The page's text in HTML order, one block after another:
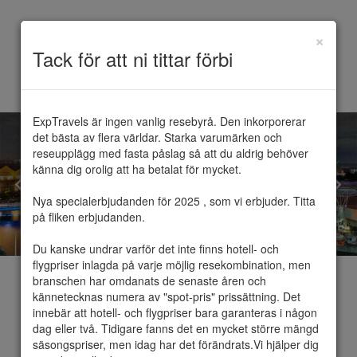
Tack för att ni tittar förbi
×
ExpTravels är ingen vanlig resebyrå. Den inkorporerar
det bästa av flera världar. Starka varumärken och
reseupplägg med fasta påslag så att du aldrig behöver
känna dig orolig att ha betalat för mycket.
Nya specialerbjudanden för 2025 , som vi erbjuder. Titta
på fliken erbjudanden.
Du kanske undrar varför det inte finns hotell- och
flygpriser inlagda på varje möjlig resekombination, men
branschen har omdanats de senaste åren och
kännetecknas numera av "spot-pris" prissättning. Det
innebär att hotell- och flygpriser bara garanteras i någon
dag eller två. Tidigare fanns det en mycket större mängd
säsongspriser, men idag har det förändrats.Vi hjälper dig